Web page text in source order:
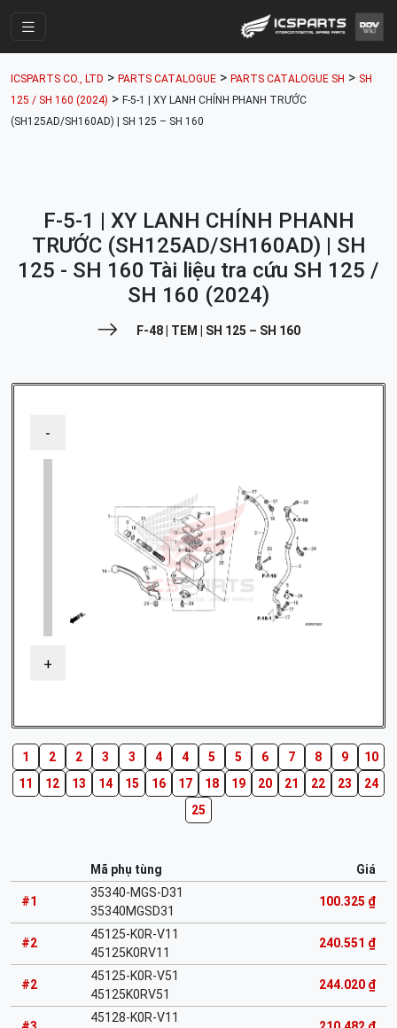
Cửa Hàng
Parts Catalogue
Tài khoản
ICSPARTS CO., LTD > PARTS CATALOGUE > PARTS CATALOGUE SH > SH
125 / SH 160 (2024) > F-5-1 | XY LANH CHÍNH PHANH TRƯỚC
(SH125AD/SH160AD) | SH 125 – SH 160
F-5-1 | XY LANH CHÍNH PHANH
TRƯỚC (SH125AD/SH160AD) | SH
125 - SH 160 Tài liệu tra cứu SH 125 /
SH 160 (2024)
F-48 | TEM | SH 125 – SH 160
-
+
1 2 2 3 3 4 4 5 5 6 7 8 9
10
11
12 13 14 15 16 17 18 19 20 21 22 23
24
25
Mã phụ tùng Giá
#1
35340-MGS-D31
35340MGSD31
100.325 ₫
#2
45125-K0R-V11
45125K0RV11
240.551 ₫
#2
45125-K0R-V51
45125K0RV51
244.020 ₫
45128-K0R-V11